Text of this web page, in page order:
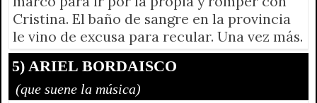
Cristina. El baño de sangre en la provincia
le vino de excusa para recular. Una vez más.
5) ARIEL BORDAISCO
(que suene la música)